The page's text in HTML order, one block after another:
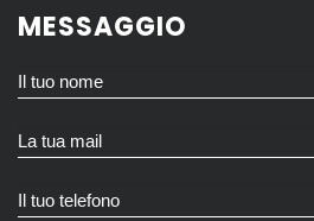
MESSAGGIO